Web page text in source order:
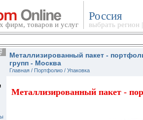
фирм, товаров и услуг
Россия
выбрать регион
Металлизированный пакет -
групп - Москва
Главная / Портфолио / Упаковка
Металлизированный пакет -